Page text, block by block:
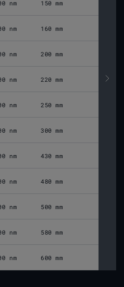
nm 150 mm
nm 160 mm
nm 200 mm
nm 220 mm
nm 250 mm
nm 300 mm
nm 430 mm
nm 480 mm
nm 500 mm
nm 580 mm
nm 600 mm